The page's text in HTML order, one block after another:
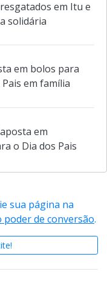
em Itu e
solidária
em bolos para
em família
em
o Dia dos Pais
sua página na
de conversão.